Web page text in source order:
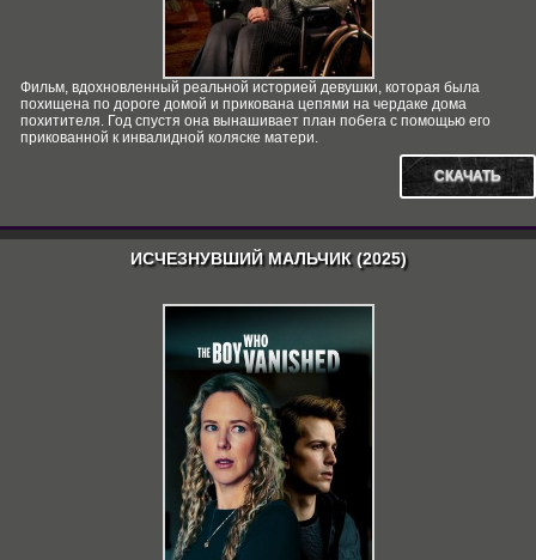
Фильм, вдохновленный реальной историей девушки, которая была
похищена по дороге домой и прикована цепями на чердаке дома
похитителя. Год спустя она вынашивает план побега с помощью его
прикованной к инвалидной коляске матери.
СКАЧАТЬ
ИСЧЕЗНУВШИЙ МАЛЬЧИК (2025)